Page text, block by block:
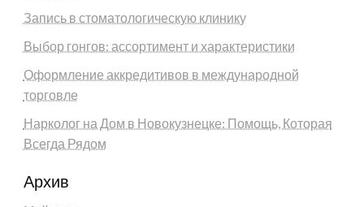
Запись в стоматологическую клинику
Выбор гонгов: ассортимент и характеристики
Оформление аккредитивов в международной
торговле
Нарколог на Дом в Новокузнецке: Помощь, Которая
Всегда Рядом
Архив